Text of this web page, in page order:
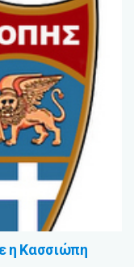
η Κασσιώπη